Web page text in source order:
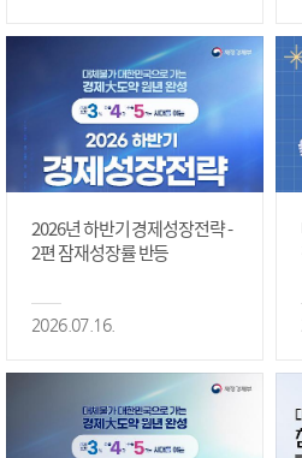
2026년 하반기 경제성장전략 -
2편 잠재성장률 반등
2026.07.16.